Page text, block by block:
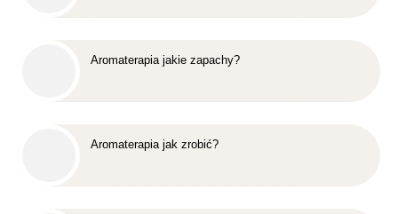
Aromaterapia jakie zapachy?
Aromaterapia jak zrobić?